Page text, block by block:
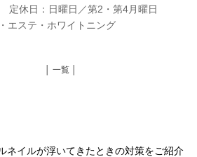
休日：日曜日／第2・第4月曜日
エステ・ホワイトニング
│ 一覧 │
ネイルが浮いてきたときの対策をご紹介